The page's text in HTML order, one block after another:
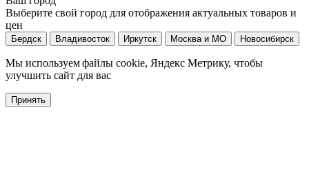
Выберите свой город для отображения актуальных товаров и
цен
Бердск Владивосток Иркутск Москва и МО Новосибирск
Мы используем файлы cookie, Яндекс Метрику, чтобы
улучшить сайт для вас
Принять